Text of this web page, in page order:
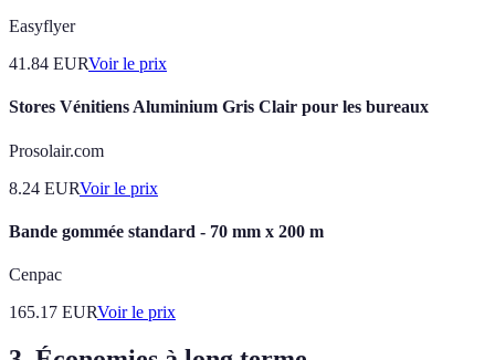
Easyflyer
41.84 EURVoir le prix
Stores Vénitiens Aluminium Gris Clair pour les bureaux
Prosolair.com
8.24 EURVoir le prix
Bande gommée standard - 70 mm x 200 m
Cenpac
165.17 EURVoir le prix